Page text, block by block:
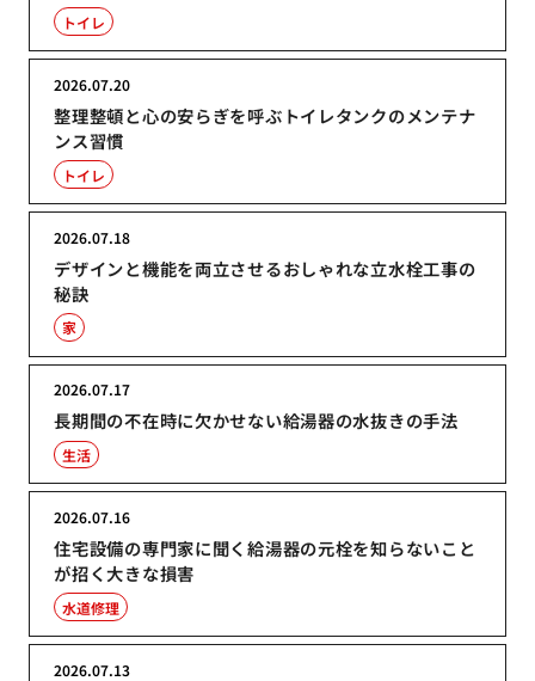
トイレ
整理整頓と心の安らぎを呼ぶトイレタンクのメンテナ
ンス習慣
2026.07.20
トイレ
デザインと機能を両立させるおしゃれな立水栓工事の
秘訣
2026.07.18
家
長期間の不在時に欠かせない給湯器の水抜きの手法
2026.07.17
生活
住宅設備の専門家に聞く給湯器の元栓を知らないこと
が招く大きな損害
2026.07.16
水道修理
2026.07.13